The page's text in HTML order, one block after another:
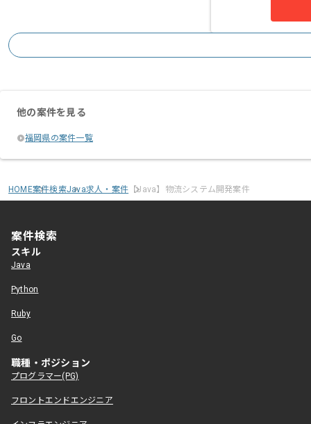
他の案件を見る
福岡県の案件一覧
HOME案件検索Java求人・案件 【Java】物流システム開発案件
案件検索
スキル
Java
Python
Ruby
Go
職種・ポジション
プログラマー(PG)
フロントエンドエンジニア